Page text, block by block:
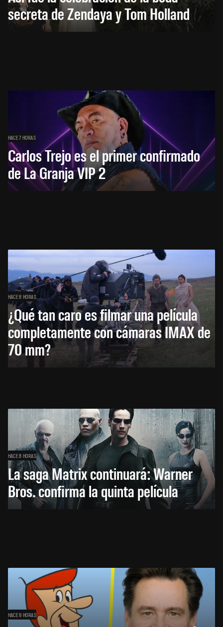
secreta de Zendaya y Tom Holland
HACE 7 HORAS
Carlos Trejo es el primer confirmado
de La Granja VIP 2
HACE 8 HORAS
¿Qué tan caro es filmar una película
completamente con cámaras IMAX de
70 mm?
HACE 8 HORAS
La saga Matrix continuará: Warner
Bros. confirma la quinta película
HACE 9 HORAS